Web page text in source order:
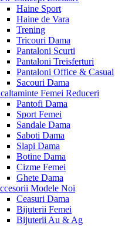
Haine Sport
Haine de Vara
Trening
Tricouri Dama
Pantaloni Scurti
Pantaloni Treisferturi
Pantaloni Office & Casual
Sacouri Dama
Femei Reduceri
Pantofi Dama
Sport Femei
Sandale Dama
Saboti Dama
Slapi Dama
Botine Dama
Cizme Femei
Ghete Dama
Modele Noi
Ceasuri Dama
Bijuterii Femei
Bijuterii Au & Ag